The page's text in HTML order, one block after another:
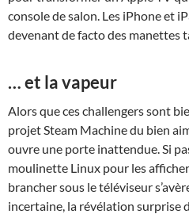
console de salon. Les iPhone et
devenant de facto des manettes
… et la vapeur
Alors que ces challengers sont
projet Steam Machine du bien
ouvre une porte inattendue. Si
moulinette Linux pour les
brancher sous le téléviseur
incertaine, la révélation surprise